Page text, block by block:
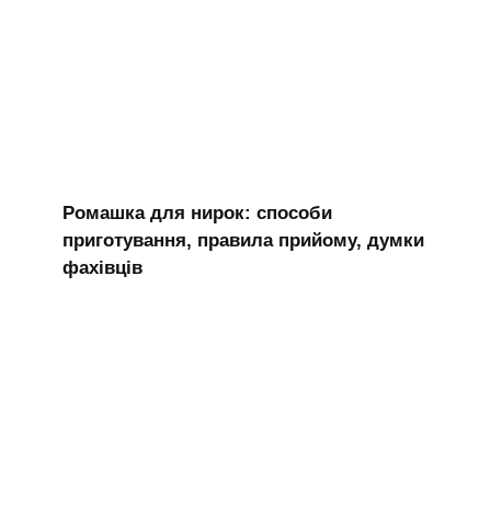
Ромашка для нирок: способи
приготування, правила прийому, думки
фахівців